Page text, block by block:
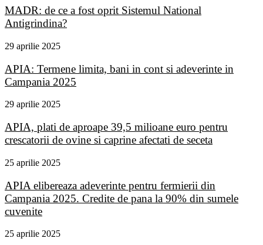
MADR: de ce a fost oprit Sistemul National
Antigrindina?
29 aprilie 2025
APIA: Termene limita, bani in cont si adeverinte in
Campania 2025
29 aprilie 2025
APIA, plati de aproape 39,5 milioane euro pentru
crescatorii de ovine si caprine afectati de seceta
25 aprilie 2025
APIA elibereaza adeverinte pentru fermierii din
Campania 2025. Credite de pana la 90% din sumele
cuvenite
25 aprilie 2025